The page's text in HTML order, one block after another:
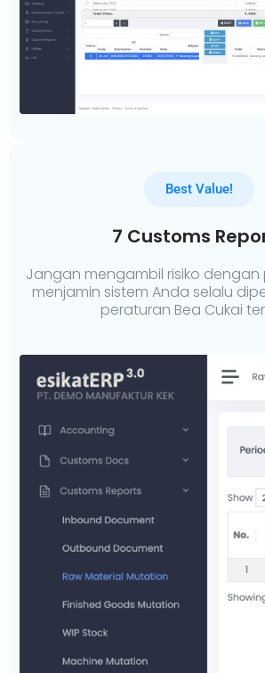
Best Value!
7 Customs
Jangan mengambil risiko dengan
menjamin sistem Anda selalu
peraturan Bea Cukai